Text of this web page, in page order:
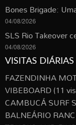
Bones Brigade:
04/08/2026
SLS Rio Takeover
04/08/2026
VISITAS DIÁRIAS
FAZENDINHA
VIBEBOARD(11
CAMBUCÁ SURF
BALNEÁRIO